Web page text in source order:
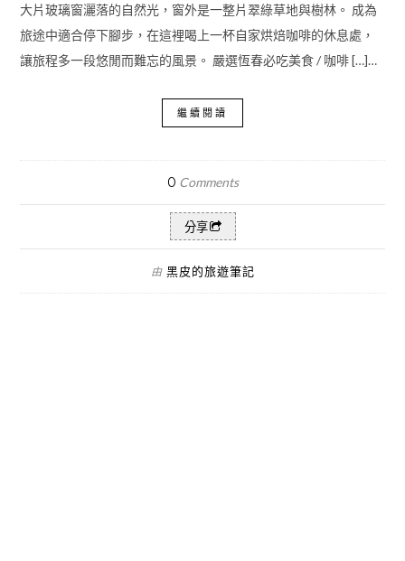
大片玻璃窗灑落的自然光，窗外是一整片翠綠草地與樹林。 成為
旅途中適合停下腳步，在這裡喝上一杯自家烘焙咖啡的休息處，
讓旅程多一段悠閒而難忘的風景。 嚴選恆春必吃美食 / 咖啡 […]…
繼續閱讀
0 Comments
分享
由 黑皮的旅遊筆記